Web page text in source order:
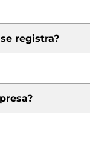
registra?